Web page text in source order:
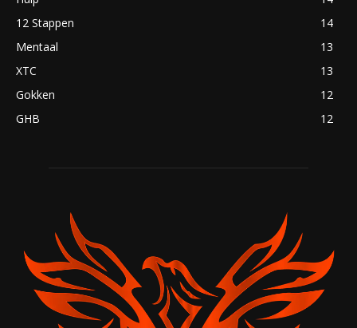
12 Stappen
14
Mentaal
13
XTC
13
Gokken
12
GHB
12